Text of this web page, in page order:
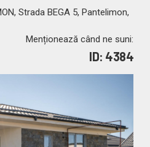
Strada BEGA 5, Pantelimon,
Menționează când ne suni:
ID: 4384